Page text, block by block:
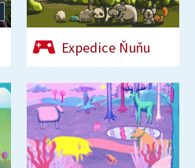
Expedice Ňuňu